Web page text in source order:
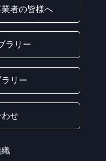
者の皆様へ
ラリー
リー
せ